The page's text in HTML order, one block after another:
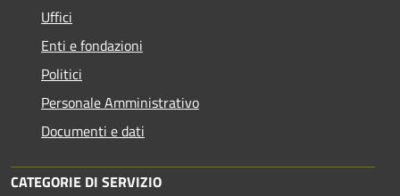
Uffici
Enti e fondazioni
Politici
Personale Amministrativo
Documenti e dati
CATEGORIE DI SERVIZIO